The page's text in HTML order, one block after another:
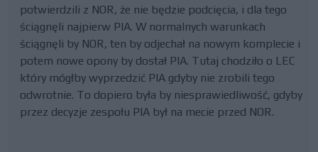
potwierdzili z NOR, że nie będzie podcięcia, i dla tego
ściągnęli najpierw PIA. W normalnych warunkach
ściągnęli by NOR, ten by odjechał na nowym komplecie i
potem nowe opony by dostał PIA. Tutaj chodziło o LEC
który mógłby wyprzedzić PIA gdyby nie zrobili tego
odwrotnie. To dopiero była by niesprawiedliwość, gdyby
przez decyzje zespołu PIA był na mecie przed NOR.